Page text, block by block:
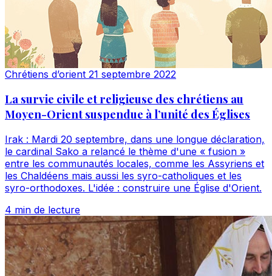
Chrétiens d’orient 21 septembre 2022
La survie civile et religieuse des chrétiens au
Moyen-Orient suspendue à l’unité des Églises
Irak : Mardi 20 septembre, dans une longue déclaration,
le cardinal Sako a relancé le thème d'une « fusion »
entre les communautés locales, comme les Assyriens et
les Chaldéens mais aussi les syro-catholiques et les
syro-orthodoxes. L'idée : construire une Église d'Orient.
4 min de lecture